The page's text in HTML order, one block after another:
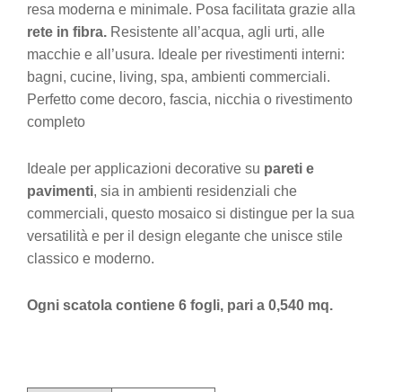
resa moderna e minimale. Posa facilitata grazie alla
rete in fibra. Resistente all’acqua, agli urti, alle
macchie e all’usura. Ideale per rivestimenti interni:
bagni, cucine, living, spa, ambienti commerciali.
Perfetto come decoro, fascia, nicchia o rivestimento
completo
Ideale per applicazioni decorative su pareti e
pavimenti, sia in ambienti residenziali che
commerciali, questo mosaico si distingue per la sua
versatilità e per il design elegante che unisce stile
classico e moderno.
Ogni scatola contiene 6 fogli, pari a 0,540 mq.